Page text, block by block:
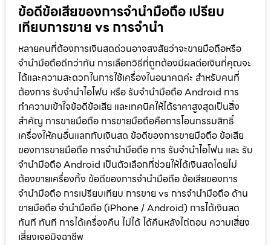
ข้อดีข้อเสียของการจำนำมือถือ เปรียบ
เทียบการขาย vs การจำนำ
หลายคนที่ต้องการเงินสดด่วนอาจสงสัยว่าจะขายมือถือหรือ
จำนำมือถือดีกว่ากัน การเลือกวิธีที่ถูกต้องมีผลต่อเงินที่คุณจะ
ได้และความสะดวกในการใช้เครื่องในอนาคตค่ะ สำหรับคนที่
ต้องการ รับจำนำไอโฟน หรือ รับจำนำมือถือ Android การ
ทำความเข้าใจข้อดีข้อเสีย และเทคนิคให้ได้ราคาสูงสุดเป็นสิ่ง
สำคัญ การขายมือถือ การขายมือถือคือการโอนกรรมสิทธิ์
เครื่องให้คนอื่นแลกกับเงินสด ข้อดีของการขายมือถือ ข้อเสีย
ของการขายมือถือ การจำนำมือถือ การ รับจำนำไอโฟน และ รับ
จำนำมือถือ Android เป็นตัวเลือกที่ช่วยให้ได้เงินสดโดยไม่
ต้องขายเครื่องทิ้ง ข้อดีของการจำนำมือถือ ข้อเสียของการ
จำนำมือถือ การเปรียบเทียบ การขาย vs การจำนำมือถือ ด้าน
ขายมือถือ จำนำมือถือ (iPhone / Android) การได้เงินสด
ทันที ทันที การได้เครื่องคืน ไม่ได้ ได้คืนหลังไถ่ถอน ความเสี่ยง
เสี่ยงเจอมิจฉาชีพ